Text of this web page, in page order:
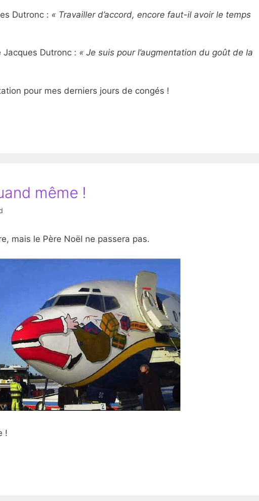
Dutronc : « Travailler d’accord, encore faut-il avoir le temps
Dutronc : « Je suis pour l’augmentation du goût de la
pour mes derniers jours de congés !
même !
mais le Père Noël ne passera pas.
!